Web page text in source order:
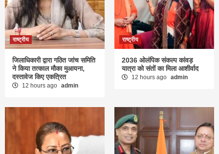
राष्ट्रीय
जिलाधिकारी द्वारा गठित जांच समिति
ने किया तत्काल मौका मुआयना,
दस्तावेज किए एकत्रित
12 hours ago admin
राष्ट्रीय
2036 ओलंपिक संकल्प कांवड़
यात्रा को संतों का मिला आशीर्वाद
12 hours ago admin